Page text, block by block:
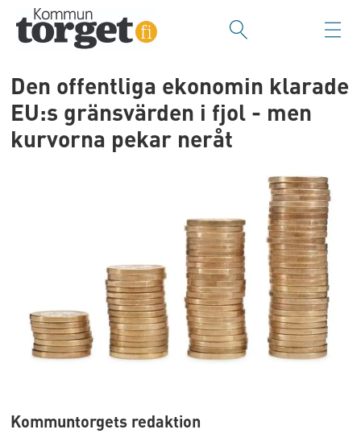
Den offentliga ekonomin klarade
EU:s gränsvärden i fjol - men
kurvorna pekar neråt
Kommuntorgets redaktion